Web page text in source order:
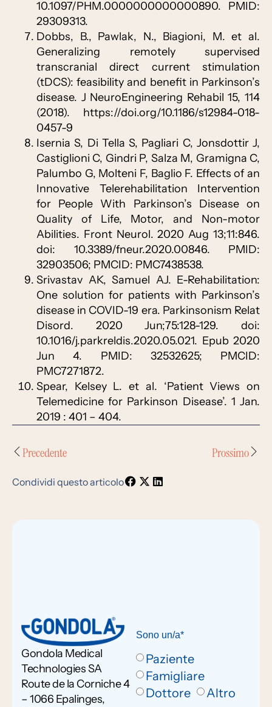
10.1097/PHM.0000000000000890. PMID:
29309313.
Dobbs, B., Pawlak, N., Biagioni, M. et al.
Generalizing remotely supervised
transcranial direct current stimulation
(tDCS): feasibility and benefit in Parkinson’s
disease. J NeuroEngineering Rehabil 15, 114
(2018). https://doi.org/10.1186/s12984-018-
0457-9
Isernia S, Di Tella S, Pagliari C, Jonsdottir J,
Castiglioni C, Gindri P, Salza M, Gramigna C,
Palumbo G, Molteni F, Baglio F. Effects of an
Innovative Telerehabilitation Intervention
for People With Parkinson’s Disease on
Quality of Life, Motor, and Non-motor
Abilities. Front Neurol. 2020 Aug 13;11:846.
doi: 10.3389/fneur.2020.00846. PMID:
32903506; PMCID: PMC7438538.
Srivastav AK, Samuel AJ. E-Rehabilitation:
One solution for patients with Parkinson’s
disease in COVID-19 era. Parkinsonism Relat
Disord. 2020 Jun;75:128-129. doi:
10.1016/j.parkreldis.2020.05.021. Epub 2020
Jun 4. PMID: 32532625; PMCID:
PMC7271872.
Spear, Kelsey L. et al. ‘Patient Views on
Telemedicine for Parkinson Disease’. 1 Jan.
2019 : 401 – 404.
Precedente Prossimo
Condividi questo articolo
Gondola Medical
Technologies SA
Route de la Corniche 4
– 1066 Epalinges,
Sono un/a*
Paziente
Famigliare
Dottore
Altro